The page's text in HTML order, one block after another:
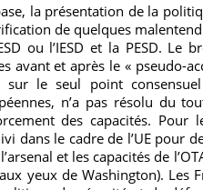
la présentation de la
de quelques
ou l’IESD et la PESD. Le
avant et après le « pseudo-
sur le seul point
n’a pas résolu du
des capacités. Pour
dans le cadre de l’UE pour
et les capacités de
yeux de Washington). Les